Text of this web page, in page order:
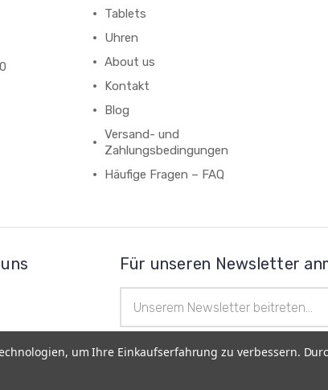
Tablets
Uhren
About us
Kontakt
Blog
Versand- und
Zahlungsbedingungen
Häufige Fragen – FAQ
Für unseren Newsletter
Mail-
Adresse
um Ihre Einkaufserfahrung zu verbessern.